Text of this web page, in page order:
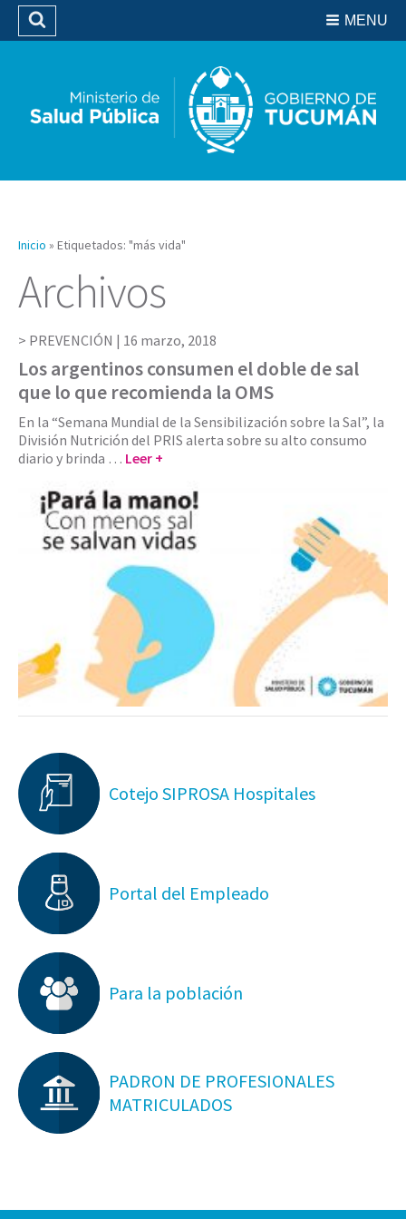
Biblioteca
MENU
Buscar
Inicio » Etiquetados: "más vida"
Archivos
PREVENCIÓN | 16 marzo, 2018
Los argentinos consumen el doble de sal
que lo que recomienda la OMS
En la “Semana Mundial de la Sensibilización sobre la Sal”, la
División Nutrición del PRIS alerta sobre su alto consumo
diario y brinda … Leer +
Cotejo SIPROSA Hospitales
Portal del Empleado
Para la población
PADRON DE PROFESIONALES
MATRICULADOS